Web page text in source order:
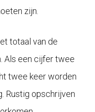
zijn.
totaal van de
Als een cijfer twee
twee keer worden
Rustig opschrijven